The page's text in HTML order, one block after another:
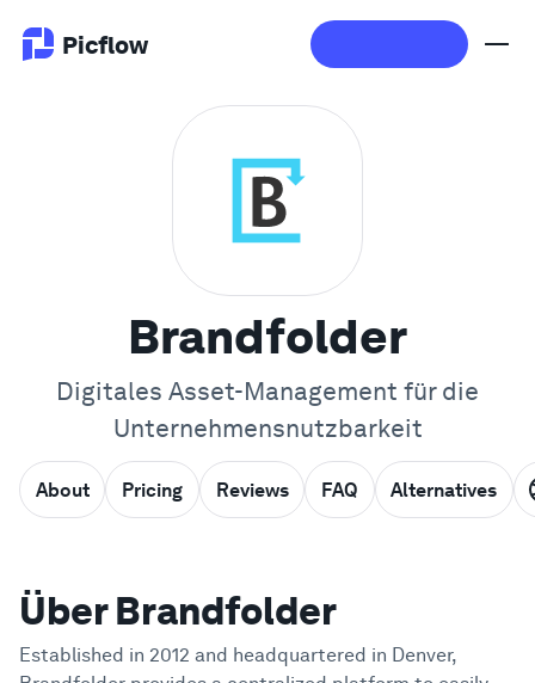
Picflow
Kundengalerie
DAM Software
Kreativer Workflow
Preise
Entdecken
Enterprise
Brandfolder
Digitales Asset-Management für die
Unternehmensnutzbarkeit
About Pricing Reviews FAQ Alternatives
Über Brandfolder
Established in 2012 and headquartered in Denver,